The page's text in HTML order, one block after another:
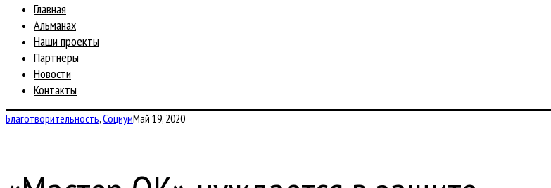
Главная
Альманах
Наши проекты
Партнеры
Новости
Контакты
Благотворительность,СоциумМай 19, 2020